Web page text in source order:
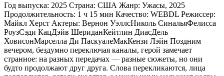
Год выпуска: 2025 Страна: США Жанр: Ужасы, 2025
Продолжительность: 1 ч 15 мин Качество: WEBDL Режиссер:
Майкл Херст Актеры: Вернон УэллсНиколь СинальяФелисса
РоузСэди КацДэйв ШериданКейтлин ДиасДель
ХовисонМарселла Ди ПаскуалеМакКензи Лэйн Поздним
вечером, бездумно переключая каналы, герой замечает
странное: на разных передачах — разные сюжеты, но они
будто продолжают друг друга. Слова перекликаются, лица